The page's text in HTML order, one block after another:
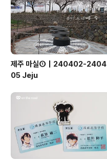
제주 마실①｜240402-2404
05 Jeju